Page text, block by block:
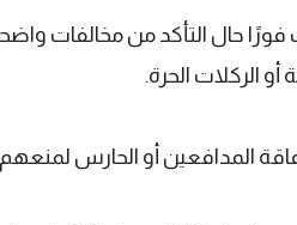
حال التأكد من مخالفات
الركلات الحرة.
المدافعين أو الحارس لمنعهم